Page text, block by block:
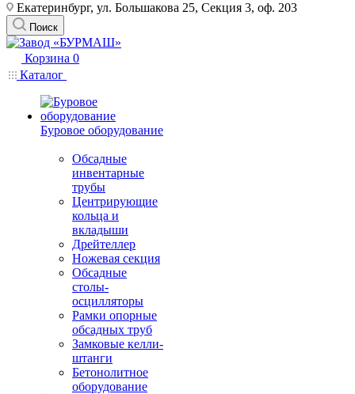
Екатеринбург, ул. Большакова 25, Секция 3, оф. 203
Поиск
Корзина 0
Каталог
Буровое оборудование
Обсадные
инвентарные
трубы
Центрирующие
кольца и
вкладыши
Дрейтеллер
Ножевая секция
Обсадные
столы-
осцилляторы
Рамки опорные
обсадных труб
Замковые келли-
штанги
Бетонолитное
оборудование